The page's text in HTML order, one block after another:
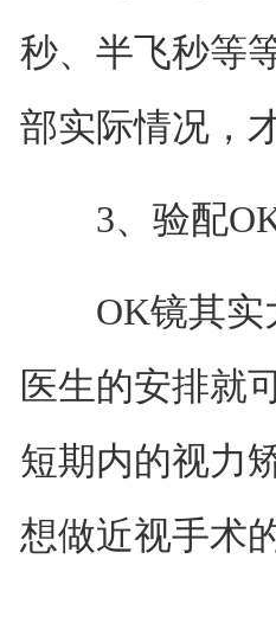
秒、半飞秒等
部实际情况，
3、验配
OK镜其实大
医生的安排就
短期内的视力
想做近视手术